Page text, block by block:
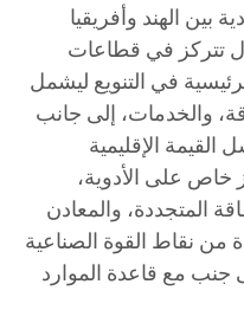
بين الهند وأفريقيا
تتركز في قطاعات
في التنويع ليشمل
والخدمات، إلى جانب
الإقليمية
خاص على الأدوية،
المتجددة، والمعادن
من نقاط القوة الصناعية
جنب مع قاعدة الموارد